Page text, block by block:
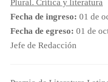
Temas:Tomás Segovia
7 de noviembre de
mexicano que desde
exilio. Realizó estudios
crítica literaria, ha sido
Plural. Crítica y literatura
Fecha de ingreso: 01 de
Fecha de egreso: 01 de
Jefe de Redacción